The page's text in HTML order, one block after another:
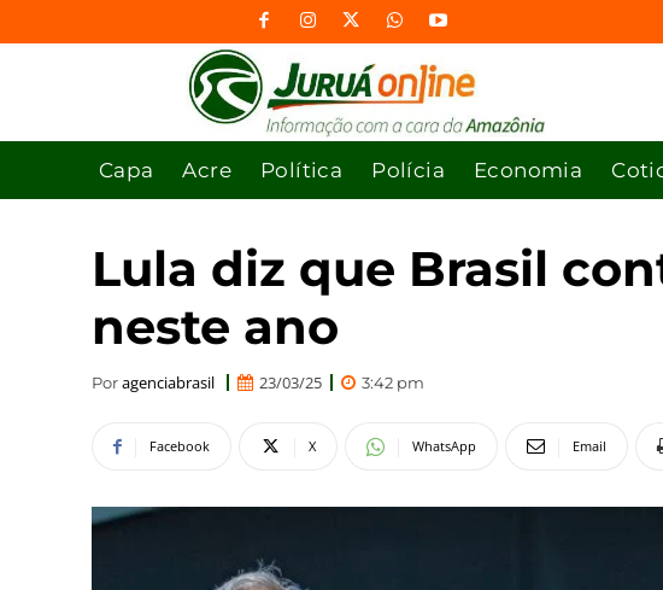
Capa Acre Política Polícia Economia
Lula diz que Brasil
neste ano
Poragenciabrasil 23/03/25 3:42 pm
Facebook X WhatsApp Email